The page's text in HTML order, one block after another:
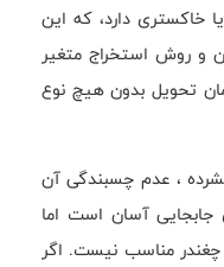
خاکستری دارد، که این
و روش استخراج متغیر
تحویل بدون هیچ نوع
، عدم چسبندگی آن
جابجایی آسان است اما
چغندر مناسب نیست. اگر